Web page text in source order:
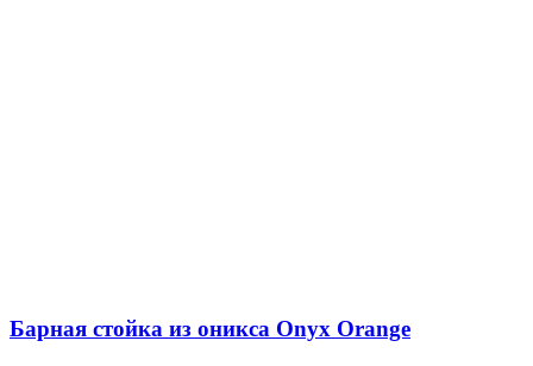
Барная стойка из оникса Onyx Orange